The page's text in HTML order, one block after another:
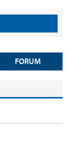
FORUM